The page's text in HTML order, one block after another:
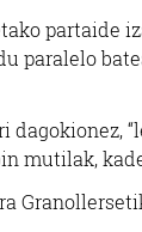
partaide
paralelo
dagokionez,
mutilak,